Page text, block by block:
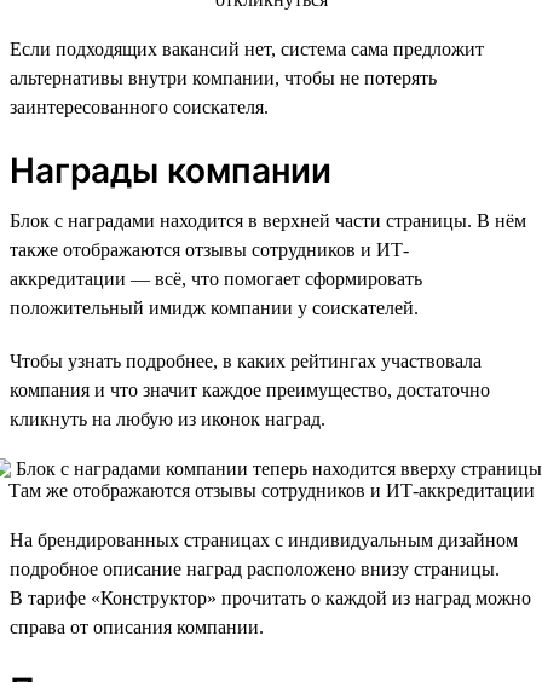
Если подходящих вакансий нет, система сама предложит
альтернативы внутри компании, чтобы не потерять
заинтересованного соискателя.
Награды компании
Блок с наградами находится в верхней части страницы. В нём
также отображаются отзывы сотрудников и ИТ-
аккредитации — всё, что помогает сформировать
положительный имидж компании у соискателей.
Чтобы узнать подробнее, в каких рейтингах участвовала
компания и что значит каждое преимущество, достаточно
кликнуть на любую из иконок наград.
На брендированных страницах с индивидуальным дизайном
подробное описание наград расположено внизу страницы.
В тарифе «Конструктор» прочитать о каждой из наград можно
справа от описания компании.